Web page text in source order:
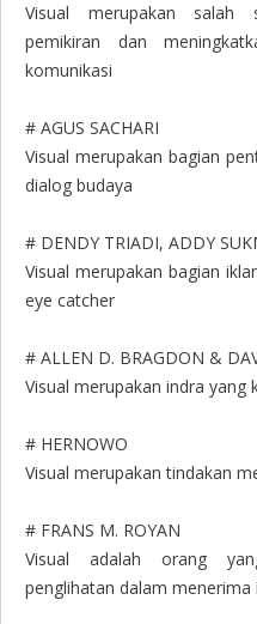
Visual merupakan salah
pemikiran dan
komunikasi
# AGUS SACHARI
Visual merupakan bagian
dialog budaya
# DENDY TRIADI, ADDY
Visual merupakan bagian
eye catcher
# ALLEN D. BRAGDON &
Visual merupakan indra yang
# HERNOWO
Visual merupakan tindakan
# FRANS M. ROYAN
Visual adalah orang
penglihatan dalam menerima